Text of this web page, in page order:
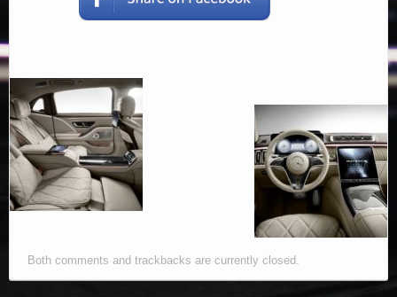
Both comments and trackbacks are currently closed.